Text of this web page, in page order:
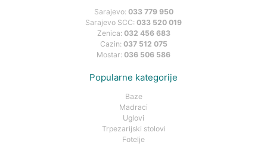
Sarajevo: 033 779 950
Sarajevo SCC: 033 520 019
Zenica: 032 456 683
Cazin: 037 512 075
Mostar: 036 506 586
Popularne kategorije
Baze
Madraci
Uglovi
Trpezarijski stolovi
Fotelje